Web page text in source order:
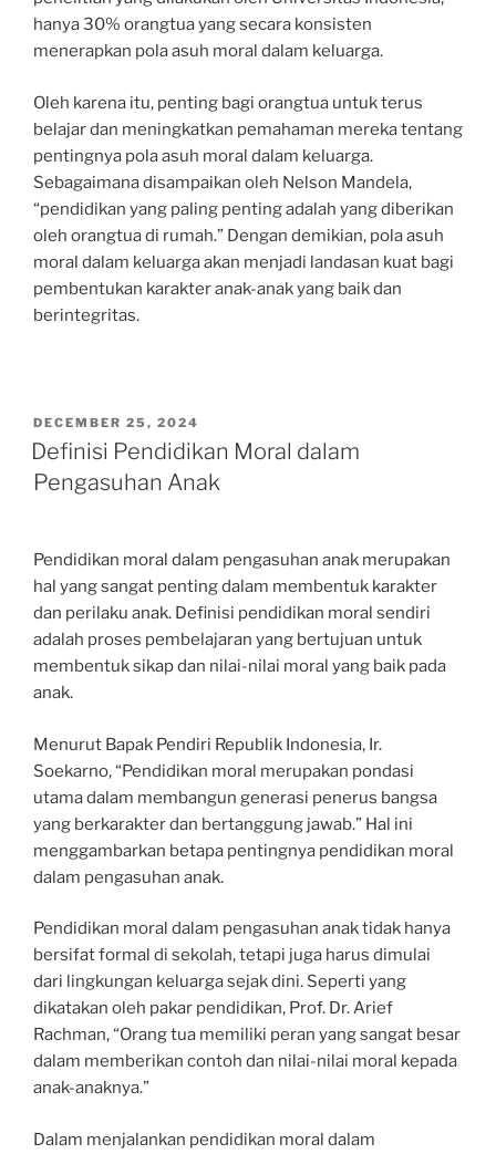
hanya 30% orangtua yang secara konsisten
menerapkan pola asuh moral dalam keluarga.
Oleh karena itu, penting bagi orangtua untuk terus
belajar dan meningkatkan pemahaman mereka tentang
pentingnya pola asuh moral dalam keluarga.
Sebagaimana disampaikan oleh Nelson Mandela,
“pendidikan yang paling penting adalah yang diberikan
oleh orangtua di rumah.” Dengan demikian, pola asuh
moral dalam keluarga akan menjadi landasan kuat bagi
pembentukan karakter anak-anak yang baik dan
berintegritas.
POSTED
ON
DECEMBER 25, 2024
Definisi Pendidikan Moral dalam
Pengasuhan Anak
Pendidikan moral dalam pengasuhan anak merupakan
hal yang sangat penting dalam membentuk karakter
dan perilaku anak. Definisi pendidikan moral sendiri
adalah proses pembelajaran yang bertujuan untuk
membentuk sikap dan nilai-nilai moral yang baik pada
anak.
Menurut Bapak Pendiri Republik Indonesia, Ir.
Soekarno, “Pendidikan moral merupakan pondasi
utama dalam membangun generasi penerus bangsa
yang berkarakter dan bertanggung jawab.” Hal ini
menggambarkan betapa pentingnya pendidikan moral
dalam pengasuhan anak.
Pendidikan moral dalam pengasuhan anak tidak hanya
bersifat formal di sekolah, tetapi juga harus dimulai
dari lingkungan keluarga sejak dini. Seperti yang
dikatakan oleh pakar pendidikan, Prof. Dr. Arief
Rachman, “Orang tua memiliki peran yang sangat besar
dalam memberikan contoh dan nilai-nilai moral kepada
anak-anaknya.”
Dalam menjalankan pendidikan moral dalam